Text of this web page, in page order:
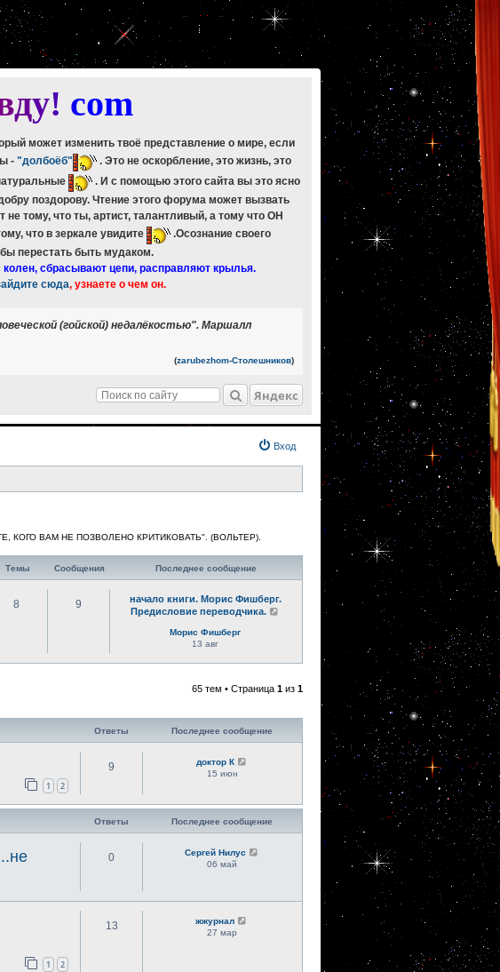
ду! com
может изменить твоё представление о мире, если
- "долбоёб"
. Это не оскорбление, это жизнь, это
. И с помощью этого сайта вы это ясно
поздорову. Чтение этого форума может вызвать
тому, что ты, артист, талантливый, а тому что ОН
что в зеркале увидите
.Осознание своего
перестать быть мудаком.
сбрасывают цепи, расправляют крылья.
сюда, узнаете о чем он.
(гойской) недалёкостью". Маршалл
(zarubezhom-Столешников)
Яндекс
Вход
КОГО ВАМ НЕ ПОЗВОЛЕНО КРИТИКОВАТЬ". (ВОЛЬТЕР).
Темы Сообщения Последнее сообщение
8 9
начало книги. Морис Фишберг.
Предисловие переводчика.
Морис Фишберг
13 авг
65 тем • Страница 1 из 1
Ответы Последнее сообщение
1 2
9
доктор К
15 июн
Ответы Последнее сообщение
0
Сергей Нилус
06 май
1 2
13
жжурнал
27 мар